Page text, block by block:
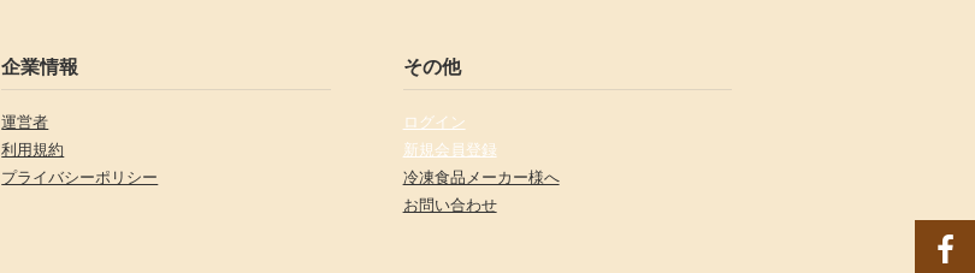
企業情報
運営者
利用規約
プライバシーポリシー
その他
ログイン
新規会員登録
冷凍食品メーカー様へ
お問い合わせ